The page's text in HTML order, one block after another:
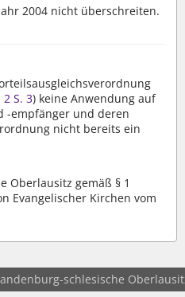
2004 nicht überschreiten.
2 S. 3) keine Anwendung auf
-empfänger und deren
nicht bereits ein
Oberlausitz gemäß § 1
Evangelischer Kirchen vom
schlesische